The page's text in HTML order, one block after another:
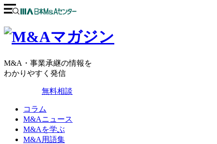
M&A・事業承継の情報を
わかりやすく発信
無料相談
コラム
M&Aニュース
M&Aを学ぶ
M&A用語集